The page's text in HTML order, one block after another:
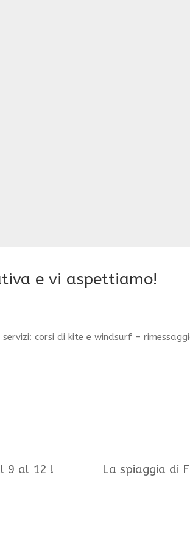
e vi aspettiamo!
corsi di kite e windsurf –
9 al 12 ! La spiaggia di